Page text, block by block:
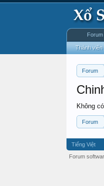
Forum
Không
Forum
Forum
Thành viên
Tiếng Việt
Forum